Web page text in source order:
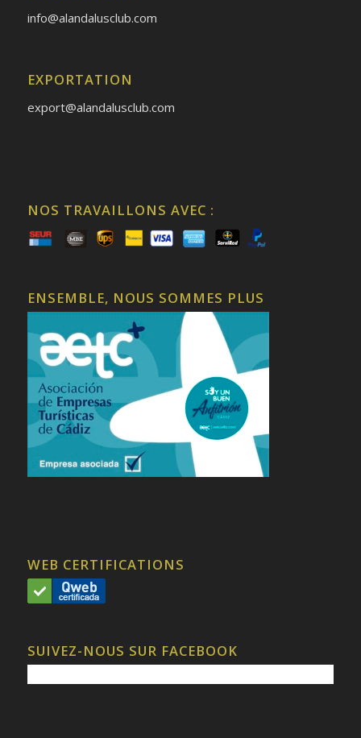
info@alandalusclub.com
EXPORTATION
export@alandalusclub.com
NOS TRAVAILLONS AVEC :
ENSEMBLE, NOUS SOMMES PLUS
WEB CERTIFICATIONS
SUIVEZ-NOUS SUR FACEBOOK